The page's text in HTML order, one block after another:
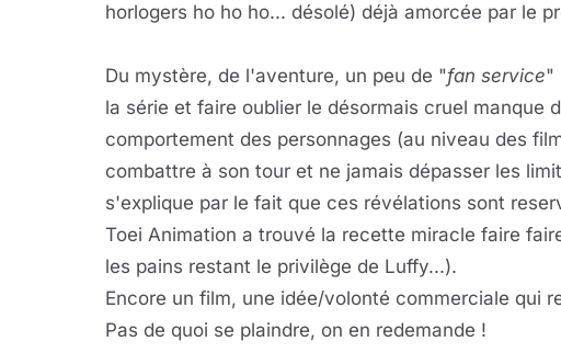
horlogers ho ho ho... désolé) déjà amorcée par le
Du mystère, de l'aventure, un peu de "fan service"
la série et faire oublier le désormais cruel manque
comportement des personnages (au niveau des
combattre à son tour et ne jamais dépasser les
s'explique par le fait que ces révélations sont
Toei Animation a trouvé la recette miracle faire
les pains restant le privilège de Luffy...).
Encore un film, une idée/volonté commerciale qui
Pas de quoi se plaindre, on en redemande !